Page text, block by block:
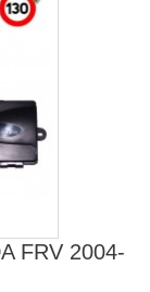
FRV 2004-